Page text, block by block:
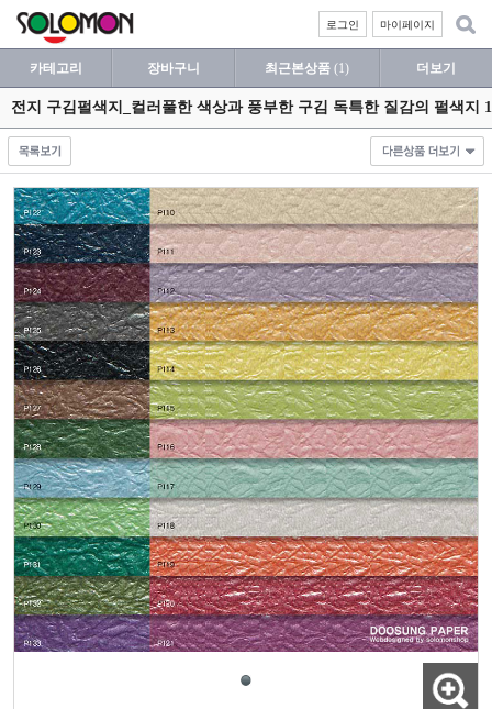
마이페이지
로그인
카테고리 장바구니 최근본상품 (1) 더보기
전지 구김펄색지_컬러풀한 색상과 풍부한 구김 독특한 질감의 펄색지